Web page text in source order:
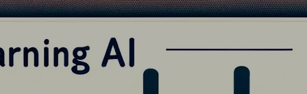
検索 ホーム アーカイブ タグ カテゴリー